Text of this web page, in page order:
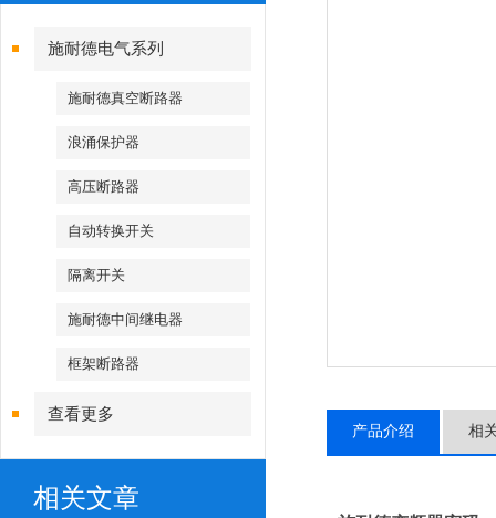
施耐德电气系列
施耐德真空断路器
浪涌保护器
高压断路器
自动转换开关
隔离开关
施耐德中间继电器
框架断路器
查看更多
相关文章
产品介绍 相